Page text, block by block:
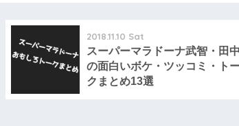
2018.11.10 Sat
スーパーマラドーナ武智・田中
の面白いボケ・ツッコミ・ト
クまとめ13選